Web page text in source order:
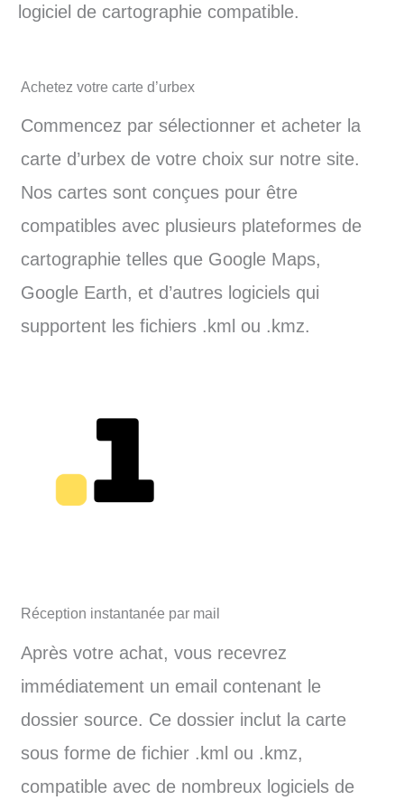
logiciel de cartographie compatible.
Achetez votre carte d’urbex
Commencez par sélectionner et acheter la
carte d’urbex de votre choix sur notre site.
Nos cartes sont conçues pour être
compatibles avec plusieurs plateformes de
cartographie telles que Google Maps,
Google Earth, et d’autres logiciels qui
supportent les fichiers .kml ou .kmz.
Réception instantanée par mail
Après votre achat, vous recevrez
immédiatement un email contenant le
dossier source. Ce dossier inclut la carte
sous forme de fichier .kml ou .kmz,
compatible avec de nombreux logiciels de